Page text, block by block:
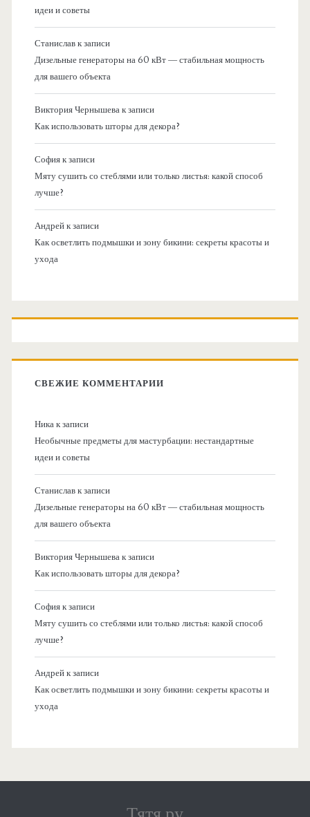
идеи и советы
Станиславк записи
Дизельные генераторы на 60 кВт — стабильная мощность
для вашего объекта
Виктория Чернышевак записи
Как использовать шторы для декора?
Софияк записи
Мяту сушить со стеблями или только листья: какой способ
лучше?
Андрейк записи
Как осветлить подмышки и зону бикини: секреты красоты и
ухода
СВЕЖИЕ КОММЕНТАРИИ
Никак записи
Необычные предметы для мастурбации: нестандартные
идеи и советы
Станиславк записи
Дизельные генераторы на 60 кВт — стабильная мощность
для вашего объекта
Виктория Чернышевак записи
Как использовать шторы для декора?
Софияк записи
Мяту сушить со стеблями или только листья: какой способ
лучше?
Андрейк записи
Как осветлить подмышки и зону бикини: секреты красоты и
ухода